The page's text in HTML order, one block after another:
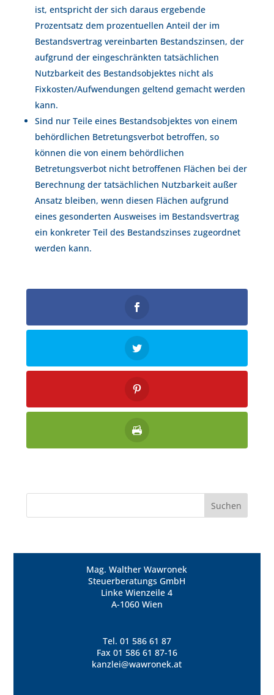
ist, entspricht der sich daraus ergebende
Prozentsatz dem prozentuellen Anteil der im
Bestandsvertrag vereinbarten Bestandszinsen, der
aufgrund der eingeschränkten tatsächlichen
Nutzbarkeit des Bestandsobjektes nicht als
Fixkosten/Aufwendungen geltend gemacht werden
kann.
Sind nur Teile eines Bestandsobjektes von einem
behördlichen Betretungsverbot betroffen, so
können die von einem behördlichen
Betretungsverbot nicht betroffenen Flächen bei der
Berechnung der tatsächlichen Nutzbarkeit außer
Ansatz bleiben, wenn diesen Flächen aufgrund
eines gesonderten Ausweises im Bestandsvertrag
ein konkreter Teil des Bestandszinses zugeordnet
werden kann.
Mag. Walther Wawronek
Steuerberatungs GmbH
Linke Wienzeile 4
A-1060 Wien
Tel. 01 586 61 87
Fax 01 586 61 87-16
kanzlei@wawronek.at